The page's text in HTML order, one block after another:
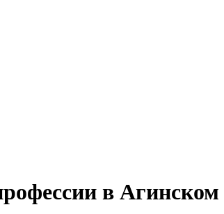
в Агинском